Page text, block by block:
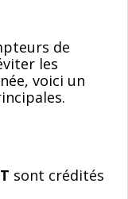
de
les
voici un
sont crédités